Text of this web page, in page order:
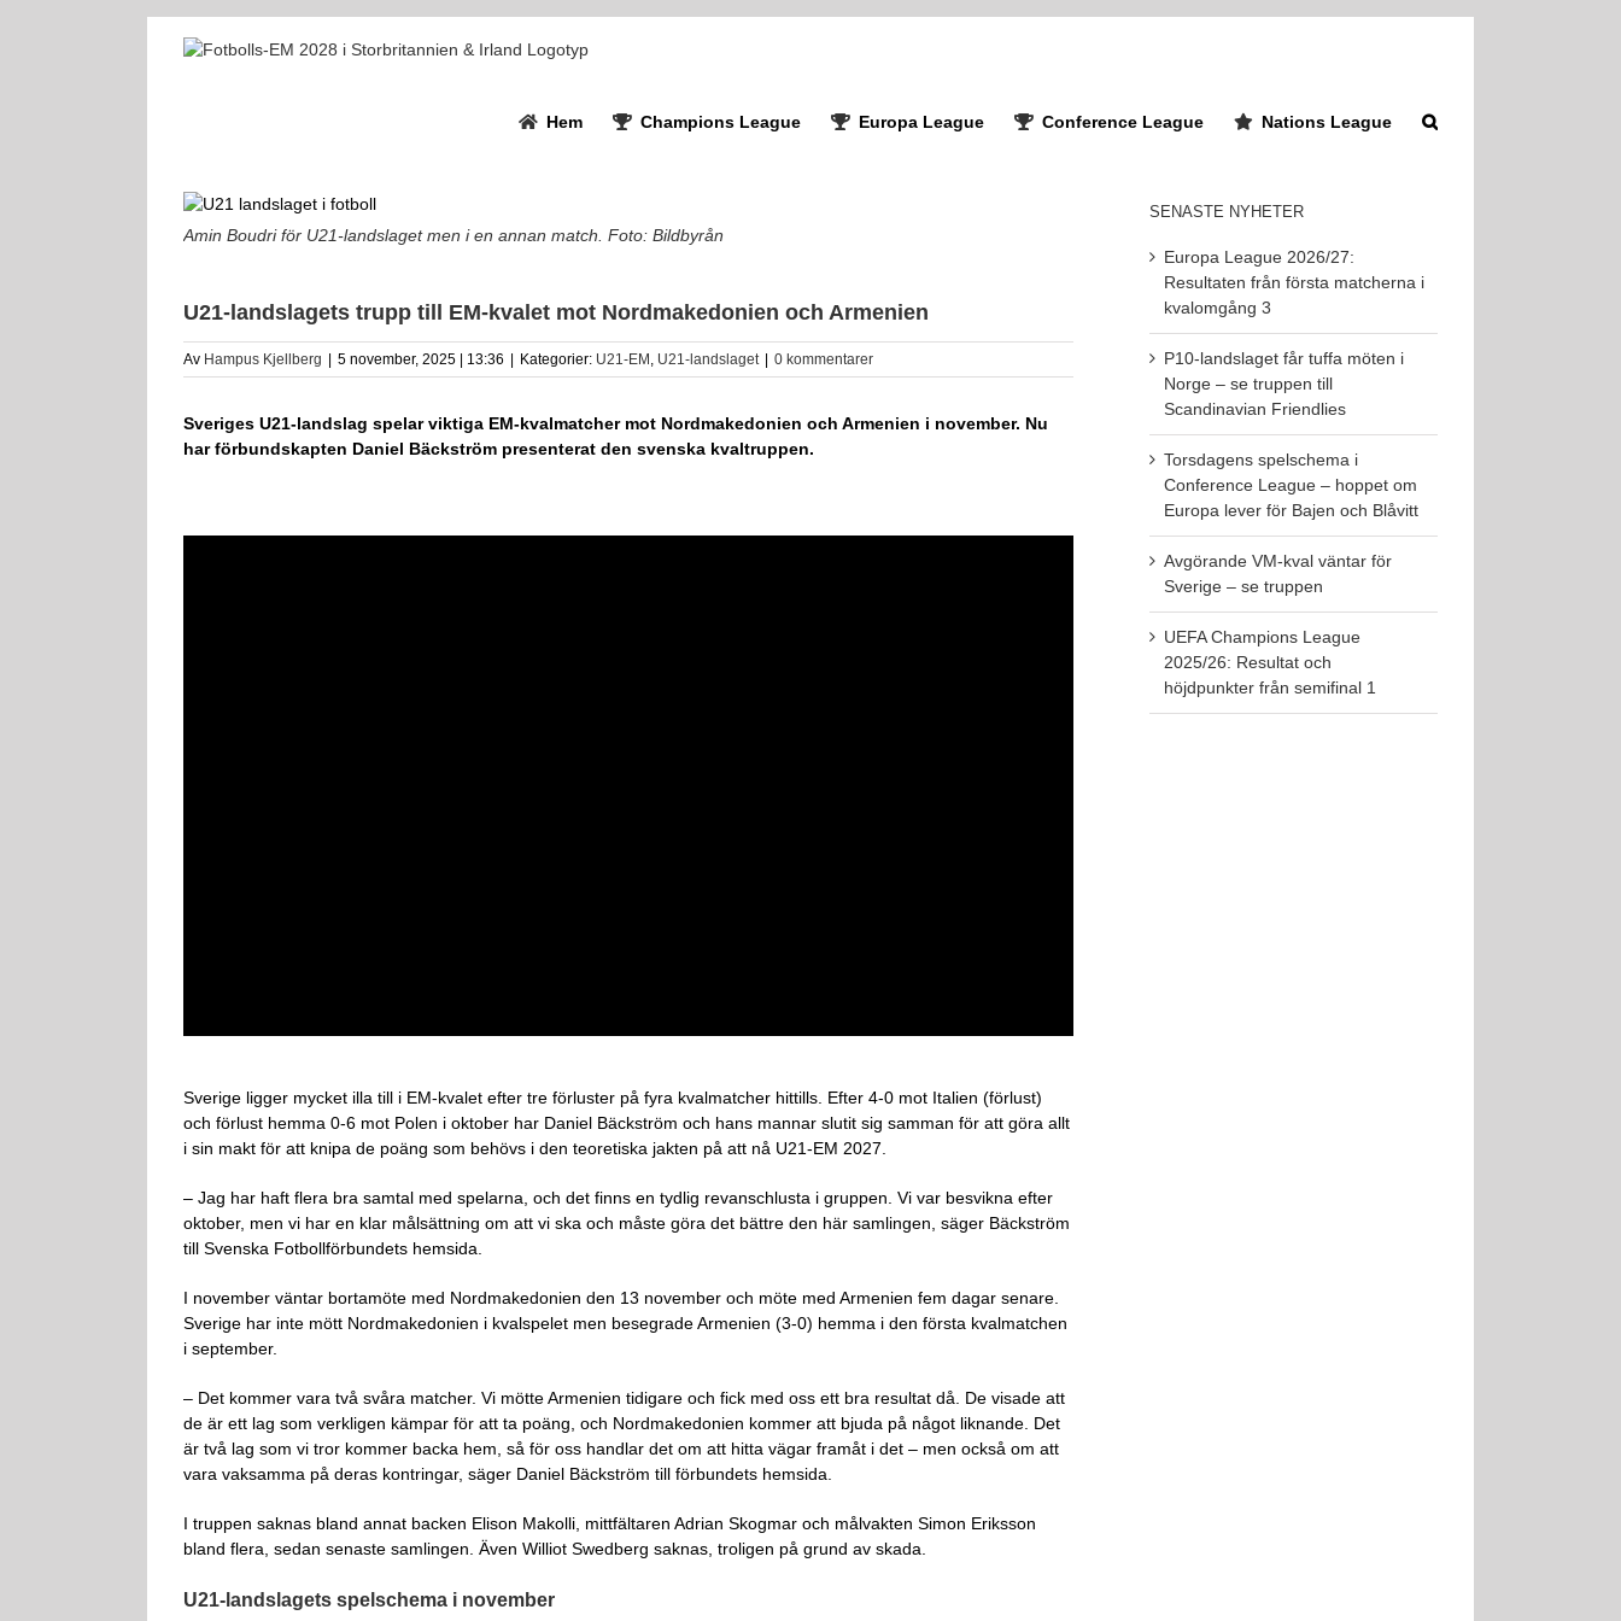
Hem Champions League Europa League Conference League Nations League
Amin Boudri för U21-landslaget men i en annan match. Foto: Bildbyrån
U21-landslagets trupp till EM-kvalet mot Nordmakedonien och Armenien
Av Hampus Kjellberg 5 november, 2025 | 13:36 Kategorier: U21-EM , U21-landslaget 0 kommentarer
Sveriges U21-landslag spelar viktiga EM-kvalmatcher mot Nordmakedonien och Armenien i november. Nu
har förbundskapten Daniel Bäckström presenterat den svenska kvaltruppen.
Sverige ligger mycket illa till i EM-kvalet efter tre förluster på fyra kvalmatcher hittills. Efter 4-0 mot Italien (förlust)
och förlust hemma 0-6 mot Polen i oktober har Daniel Bäckström och hans mannar slutit sig samman för att göra allt
i sin makt för att knipa de poäng som behövs i den teoretiska jakten på att nå U21-EM 2027.
– Jag har haft flera bra samtal med spelarna, och det finns en tydlig revanschlusta i gruppen. Vi var besvikna efter
oktober, men vi har en klar målsättning om att vi ska och måste göra det bättre den här samlingen, säger Bäckström
till Svenska Fotbollförbundets hemsida.
I november väntar bortamöte med Nordmakedonien den 13 november och möte med Armenien fem dagar senare.
Sverige har inte mött Nordmakedonien i kvalspelet men besegrade Armenien (3-0) hemma i den första kvalmatchen
i september.
– Det kommer vara två svåra matcher. Vi mötte Armenien tidigare och fick med oss ett bra resultat då. De visade att
de är ett lag som verkligen kämpar för att ta poäng, och Nordmakedonien kommer att bjuda på något liknande. Det
är två lag som vi tror kommer backa hem, så för oss handlar det om att hitta vägar framåt i det – men också om att
vara vaksamma på deras kontringar, säger Daniel Bäckström till förbundets hemsida.
I truppen saknas bland annat backen Elison Makolli, mittfältaren Adrian Skogmar och målvakten Simon Eriksson
bland flera, sedan senaste samlingen. Även Williot Swedberg saknas, troligen på grund av skada.
U21-landslagets spelschema i november
SENASTE NYHETER
Europa League 2026/27:
Resultaten från första matcherna i
kvalomgång 3
P10-landslaget får tuffa möten i
Norge – se truppen till
Scandinavian Friendlies
Torsdagens spelschema i
Conference League – hoppet om
Europa lever för Bajen och Blåvitt
Avgörande VM-kval väntar för
Sverige – se truppen
UEFA Champions League
2025/26: Resultat och
höjdpunkter från semifinal 1